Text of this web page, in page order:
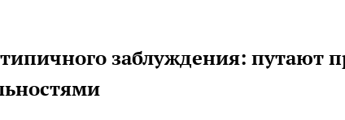
заблуждения: путают